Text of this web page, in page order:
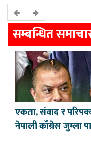
सम्बन्धित
एकता, संवाद र
नेपाली काँग्रेस जुम्ला